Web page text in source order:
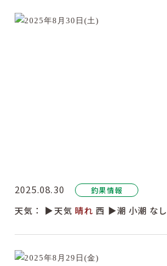
2025.08.30 釣果情報
天気： ▶︎天気 晴れ 西 ▶︎潮 小潮 なし